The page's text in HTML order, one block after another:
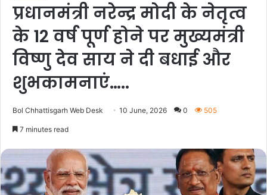
प्रधानमंत्री नरेन्द्र मोदी के नेतृत्व
के 12 वर्ष पूर्ण होने पर मुख्यमंत्री
विष्णु देव साय ने दी बधाई और
शुभकामनाएं…..
Bol Chhattisgarh Web Desk 10 June, 2026 0 505
7 minutes read